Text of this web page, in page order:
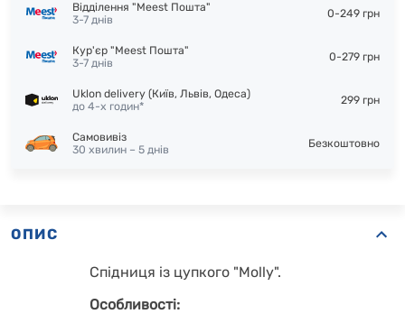
Відділення "Meest Пошта"
3-7 днів
0-249 грн
Кур'єр "Meest Пошта"
3-7 днів
0-279 грн
Uklon delivery (Київ, Львів, Одеса)
до 4-х годин*
299 грн
Самовивіз
30 хвилин – 5 днів
Безкоштовно
ОПИС
Спідниця із цупкого "Molly".
Особливості: